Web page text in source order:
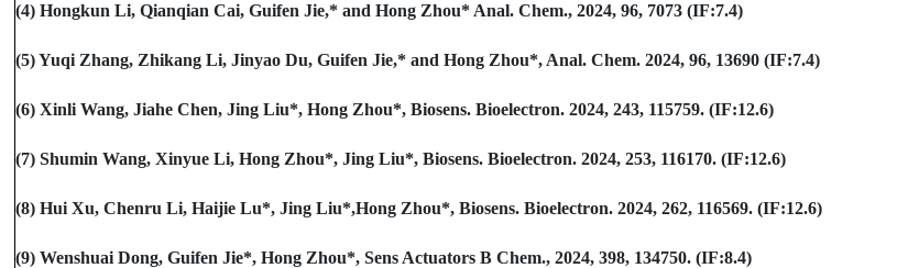
(4) Hongkun Li, Qianqian Cai, Guifen Jie,* and Hong Zhou* Anal. Chem., 2024, 96, 7073 (IF:7.4)
(5) Yuqi Zhang, Zhikang Li, Jinyao Du, Guifen Jie,* and Hong Zhou*, Anal. Chem. 2024, 96, 13690 (IF:7.4)
(6) Xinli Wang, Jiahe Chen, Jing Liu*, Hong Zhou*, Biosens. Bioelectron. 2024, 243, 115759. (IF:12.6)
(7) Shumin Wang, Xinyue Li, Hong Zhou*, Jing Liu*, Biosens. Bioelectron. 2024, 253, 116170. (IF:12.6)
(8) Hui Xu, Chenru Li, Haijie Lu*, Jing Liu*,Hong Zhou*, Biosens. Bioelectron. 2024, 262, 116569. (IF:12.6)
(9) Wenshuai Dong, Guifen Jie*, Hong Zhou*, Sens Actuators B Chem., 2024, 398, 134750. (IF:8.4)